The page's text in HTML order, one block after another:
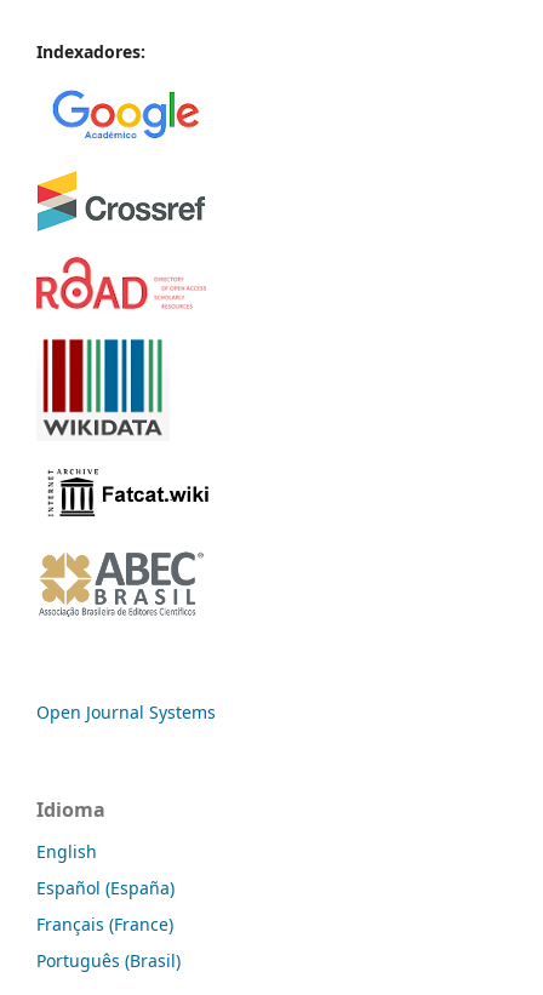
Indexadores:
Open Journal Systems
Idioma
English
Español (España)
Français (France)
Português (Brasil)